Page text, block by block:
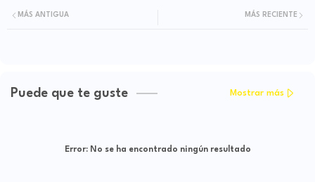
MÁS RECIENTE
MÁS ANTIGUA
Puede que te guste Mostrar más
Error:No se ha encontrado ningún resultado